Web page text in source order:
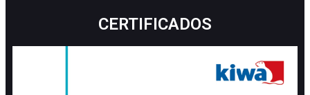
CERTIFICADOS